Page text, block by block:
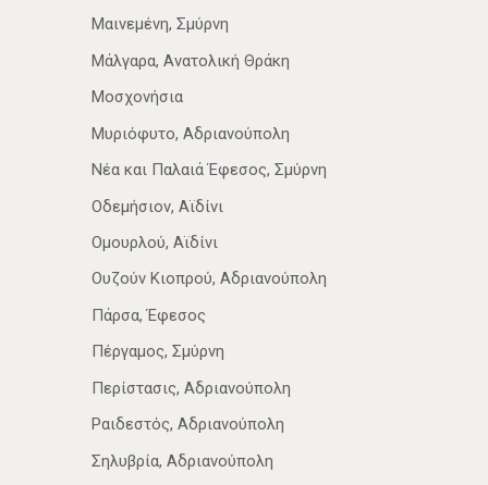
Μαινεμένη, Σμύρνη
Μάλγαρα, Ανατολική Θράκη
Μοσχονήσια
Μυριόφυτο, Αδριανούπολη
Νέα­ και Παλαιά Έφεσος, Σμύρνη
Οδεμήσιον, Αϊδίνι
Ομουρλού, Αϊδίνι
Ουζούν Κιοπρού, Αδριανούπολη
Πάρσα, Έφεσος
Πέργαμος, Σμύρνη
Περίστασις, Αδριανούπολη
Ραιδεστός, Αδριανούπολη
Σηλυβρία, Αδριανούπολη